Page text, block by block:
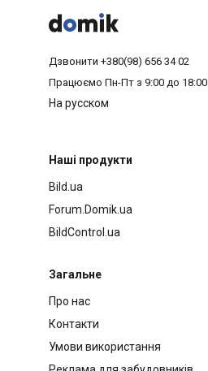



Дзвонити +380(98) 656 34 02
Працюємо Пн-Пт з 9:00 до 18:00
На русском
Наші продукти
Bild.ua
Forum.Domik.ua
BildControl.ua
Загальне
Про нас
Контакти
Умови використання